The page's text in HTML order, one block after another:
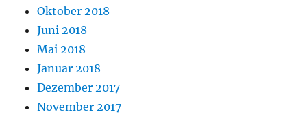
Oktober 2018
Juni 2018
Mai 2018
Januar 2018
Dezember 2017
November 2017